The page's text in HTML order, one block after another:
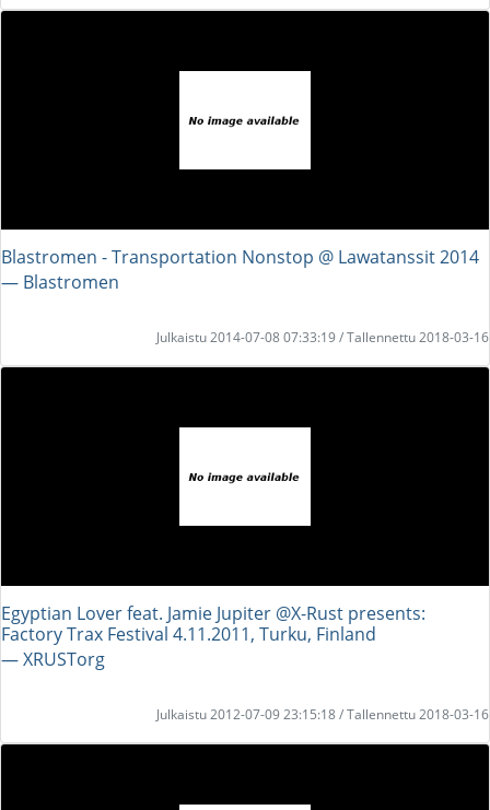
Blastromen - Transportation Nonstop @ Lawatanssit 2014
― Blastromen
Julkaistu 2014-07-08 07:33:19 / Tallennettu 2018-03-16
Egyptian Lover feat. Jamie Jupiter @X-Rust presents:
Factory Trax Festival 4.11.2011, Turku, Finland
― XRUSTorg
Julkaistu 2012-07-09 23:15:18 / Tallennettu 2018-03-16